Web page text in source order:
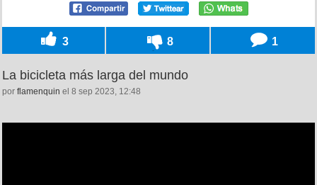
3 8 1
La bicicleta más larga del mundo
por flamenquin el 8 sep 2023, 12:48